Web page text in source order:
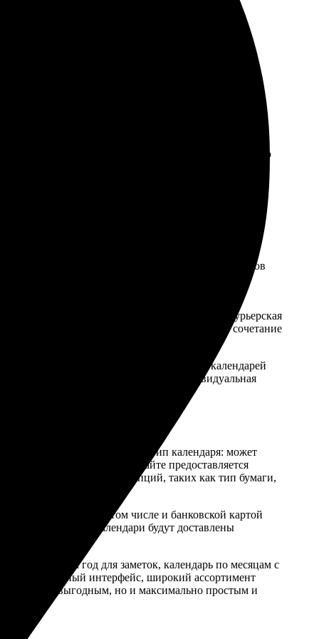
Мы используем профессиональное
качество печати каждого календаря. При
и яркость цветов.
доставкой прямо в ваш дом в г Альметьевск.
с максимальной аккуратностью, чтобы ваш
всегда готова помочь с выбором подходящего
позволяет нам не просто создавать
выбранный тип календаря – перекидной,
влияет на итоговую стоимость. Кроме того,
календарей и использование особых видов
сеть пунктов выдачи. Стоимость и сроки
но с более длительными сроками доставки. Курьерская
в пункты выдачи идеален для тех, кто ценит сочетание
что делает заказ большого количества календарей
предусмотрена также и индивидуальная
для себя.
Сначала необходимо выбрать тип календаря: может
этого в интерфейсе на сайте предоставляется
выбор дополнительных опций, таких как тип бумаги,
способом, в том числе и банковской картой
сроки настенные календари будут доставлены
на год для заметок, календарь по месяцам с
идеи. Удобный интерфейс, широкий ассортимент
не только выгодным, но и максимально простым и